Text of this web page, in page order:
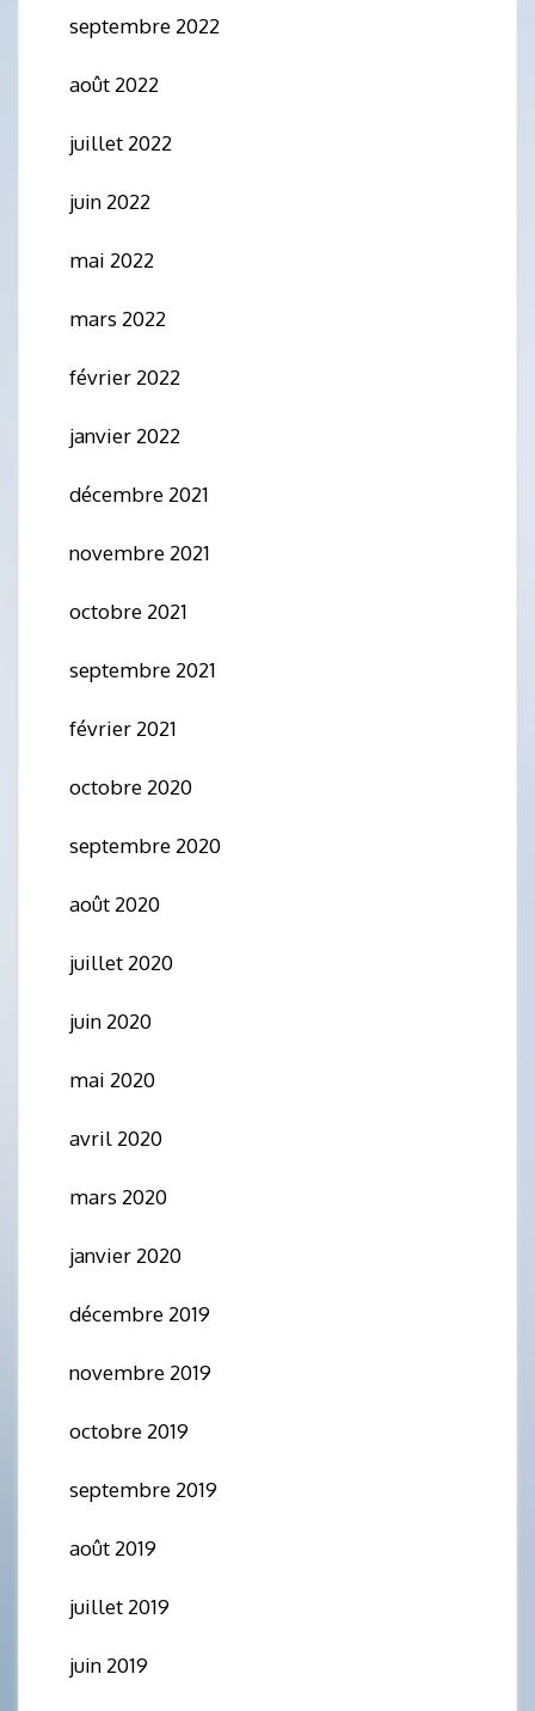
septembre 2022
août 2022
juillet 2022
juin 2022
mai 2022
mars 2022
février 2022
janvier 2022
décembre 2021
novembre 2021
octobre 2021
septembre 2021
février 2021
octobre 2020
septembre 2020
août 2020
juillet 2020
juin 2020
mai 2020
avril 2020
mars 2020
janvier 2020
décembre 2019
novembre 2019
octobre 2019
septembre 2019
août 2019
juillet 2019
juin 2019